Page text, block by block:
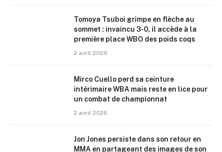
Tomoya Tsuboi grimpe en flèche au
sommet : invaincu 3-0, il accède à la
première place WBO des poids coqs
2 avril 2026
Mirco Cuello perd sa ceinture
intérimaire WBA mais reste en lice pour
un combat de championnat
2 avril 2026
Jon Jones persiste dans son retour en
MMA en partageant des images de son